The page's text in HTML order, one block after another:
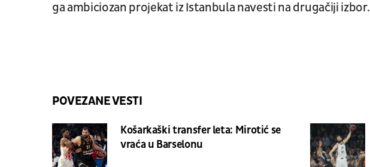
ga ambiciozan projekat iz Istanbula navesti na drugačiji izbor.
POVEZANE VESTI
Košarkaški transfer leta: Mirotić se
vraća u Barselonu